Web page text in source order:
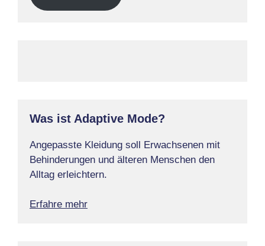
Was ist Adaptive Mode?
Angepasste Kleidung soll Erwachsenen mit
Behinderungen und älteren Menschen den
Alltag erleichtern.
Erfahre mehr